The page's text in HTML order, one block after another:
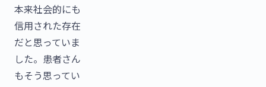
本来社会的にも
信用された存在
だと思っていま
した。患者さん
もそう思ってい